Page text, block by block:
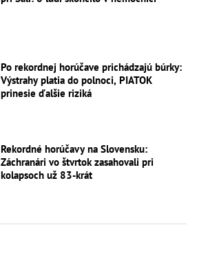
Po rekordnej horúčave prichádzajú búrky:
Výstrahy platia do polnoci, PIATOK
prinesie ďalšie riziká
Rekordné horúčavy na Slovensku:
Záchranári vo štvrtok zasahovali pri
kolapsoch už 83-krát